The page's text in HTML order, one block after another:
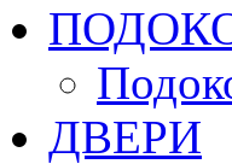
ДВЕРИ